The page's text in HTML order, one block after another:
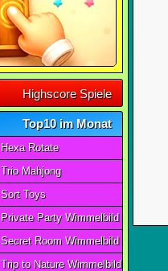
Highscore Spiele
Top10 im Monat
Hexa Rotate
Trio Mahjong
Sort Toys
Private Party Wimmelbild
Secret Room Wimmelbild
Trip to Nature Wimmelbild